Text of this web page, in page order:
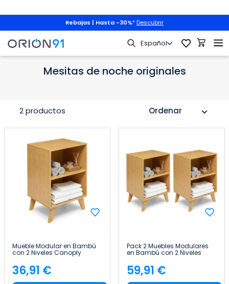
Rebajas | Hasta -30%* Descubrir
Mesitas de noche por estilo Mesitas de noche originales
Mesitas de noche originales
Ordenar expand_more
2 productos
Mueble Modular en Bambú
con 2 Niveles Canoply
70x45x35cm Thinia Home
Precio
36,91 €
Pack 2 Muebles Modulares
en Bambú con 2 Niveles
Home
Precio
59,91 €